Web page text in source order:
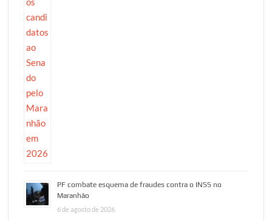
PF combate esquema de fraudes contra o INSS no
Maranhão
6 de agosto de 2026